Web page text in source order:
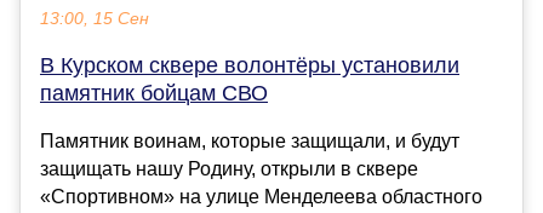
13:00, 15 Сен
В Курском сквере волонтёры установили
памятник бойцам СВО
Памятник воинам, которые защищали, и будут
защищать нашу Родину, открыли в сквере
«Спортивном» на улице Менделеева областного